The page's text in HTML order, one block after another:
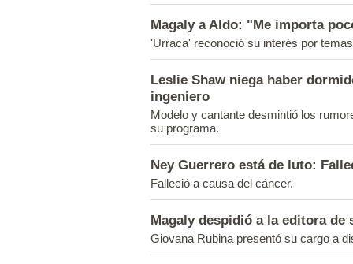
Magaly a Aldo: "Me importa
'Urraca' reconoció su interés por
Leslie Shaw niega haber
ingeniero
Modelo y cantante desmintió los
su programa.
Ney Guerrero está de luto:
Falleció a causa del cáncer.
Magaly despidió a la editora de
Giovana Rubina presentó su cargo a